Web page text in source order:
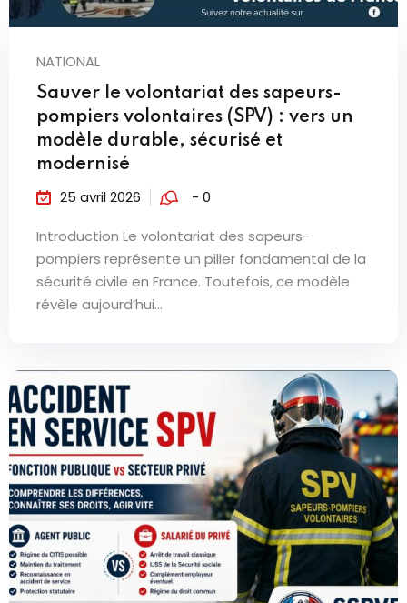
NATIONAL
Sauver le volontariat des sapeurs-
pompiers volontaires (SPV) : vers un
modèle durable, sécurisé et
modernisé
25 avril 2026 - 0
Introduction Le volontariat des sapeurs-
pompiers représente un pilier fondamental de la
sécurité civile en France. Toutefois, ce modèle
révèle aujourd’hui...